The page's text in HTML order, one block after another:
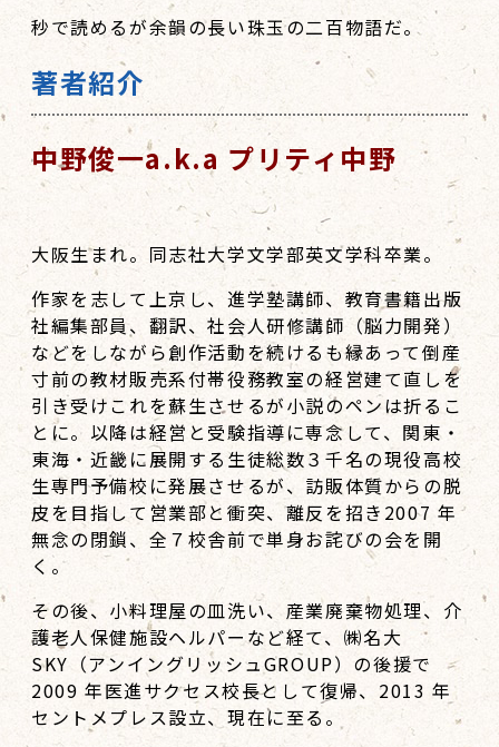
秒で読めるが余韻の長い珠玉の二百物語だ。
著者紹介
中野俊一a.k.a プリティ中野
大阪生まれ。同志社大学文学部英文学科卒業。
作家を志して上京し、進学塾講師、教育書籍出版
社編集部員、翻訳、社会人研修講師（脳力開発）
などをしながら創作活動を続けるも縁あって倒産
寸前の教材販売系付帯役務教室の経営建て直しを
引き受けこれを蘇生させるが小説のペンは折るこ
とに。以降は経営と受験指導に専念して、関東・
東海・近畿に展開する生徒総数３千名の現役高校
生専門予備校に発展させるが、訪販体質からの脱
皮を目指して営業部と衝突、離反を招き2007 年
無念の閉鎖、全７校舎前で単身お詫びの会を開
く。
その後、小料理屋の皿洗い、産業廃棄物処理、介
護老人保健施設ヘルパーなど経て、㈱名大
SKY（アンイングリッシュGROUP）の後援で
2009 年医進サクセス校長として復帰、2013 年
セントメプレス設立、現在に至る。